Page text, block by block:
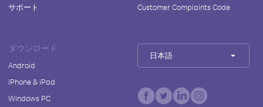
サポート
Customer Complaints Code
ダウンロード
Android
iPhone & iPad
Windows PC
日本語